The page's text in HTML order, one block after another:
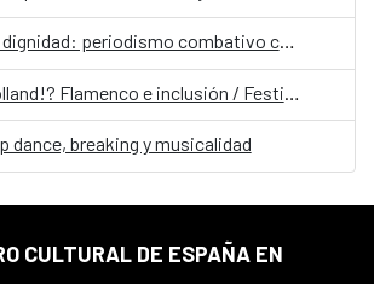
Narrar desde la dignidad: periodismo combativo contra los discursos de odio
Welcome to Holland!? Flamenco e inclusión / Festival Internacional Flamenco MX
dance, breaking y musicalidad
CULTURAL DE ESPAÑA EN